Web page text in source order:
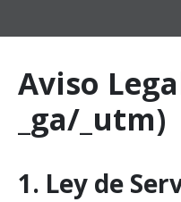
Aviso
_ga/_utm)
1. Ley de